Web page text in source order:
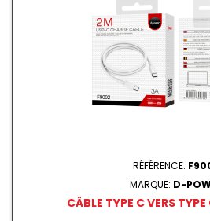
RÉFÉRENCE:
MARQUE: D-
CÂBLE TYPE C VERS